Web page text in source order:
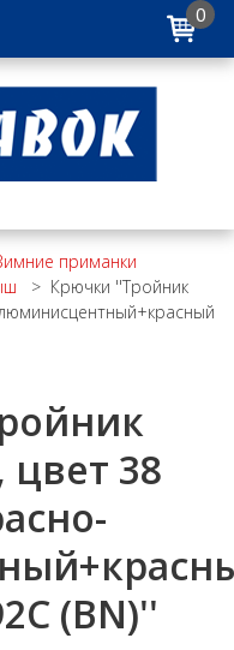
0
приманки
> Крючки ''Тройник
38
(BN)''